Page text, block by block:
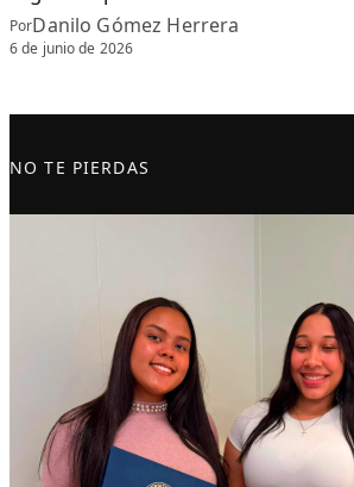
PorDanilo Gómez Herrera
6 de junio de 2026
NO TE PIERDAS